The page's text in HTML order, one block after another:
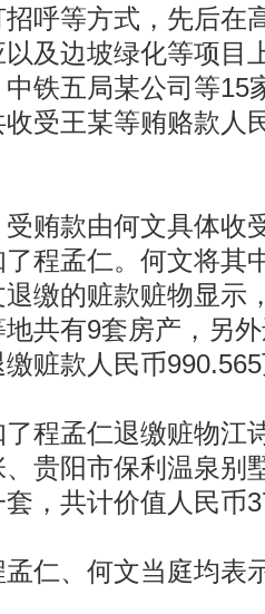
呼等方式，先后在
及边坡绿化等项目
铁五局某公司等15
受王某等贿赂款人
款由何文具体收
程孟仁。何文将其
缴的赃款赃物显示
共有9套房产，另
赃款人民币
孟仁退缴赃物江
贵阳市保利温泉别
，共计价值人民币
、何文当庭均表